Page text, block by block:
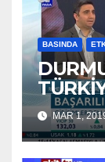
BASINDA
MAR 1,